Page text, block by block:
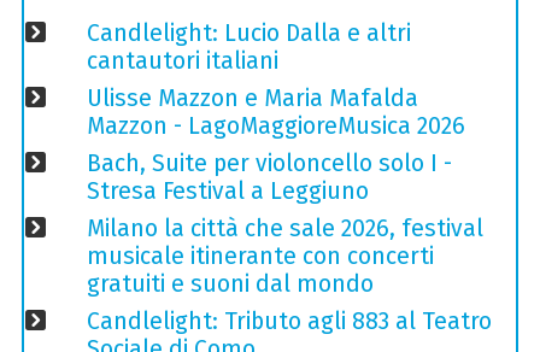
Candlelight: Lucio Dalla e altri
cantautori italiani
Ulisse Mazzon e Maria Mafalda
Mazzon - LagoMaggioreMusica 2026
Bach, Suite per violoncello solo I -
Stresa Festival a Leggiuno
Milano la città che sale 2026, festival
musicale itinerante con concerti
gratuiti e suoni dal mondo
Candlelight: Tributo agli 883 al Teatro